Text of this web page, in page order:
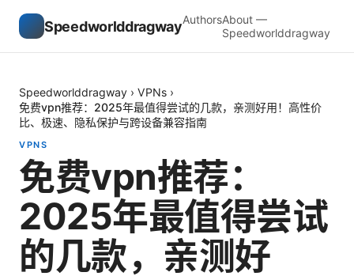
SpeedworlddragwayAuthorsAbout —
Speedworlddragway
Speedworlddragway › VPNs ›
免费vpn推荐：2025年最值得尝试的几款，亲测好用！高性价
比、极速、隐私保护与跨设备兼容指南
VPNS
免费vpn推荐：
2025年最值得尝试
的几款，亲测好